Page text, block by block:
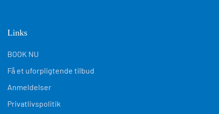
Links
BOOK NU
Få et uforpligtende tilbud
Anmeldelser
Privatlivspolitik